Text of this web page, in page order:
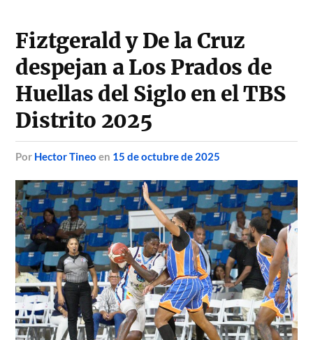
Fiztgerald y De la Cruz
despejan a Los Prados de
Huellas del Siglo en el TBS
Distrito 2025
por Hector Tineo en 15 de octubre de 2025